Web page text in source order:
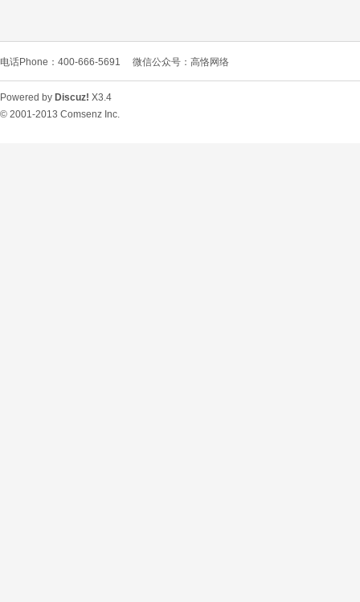
电话Phone：400-666-5691 微信公众号：高恪网络
Powered by Discuz! X3.4
© 2001-2013 Comsenz Inc.